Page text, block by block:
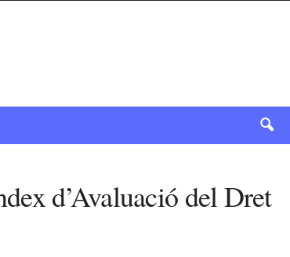
d’Avaluació del Dret